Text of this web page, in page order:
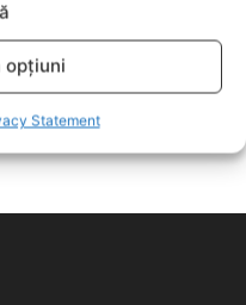
opțiuni
Statement